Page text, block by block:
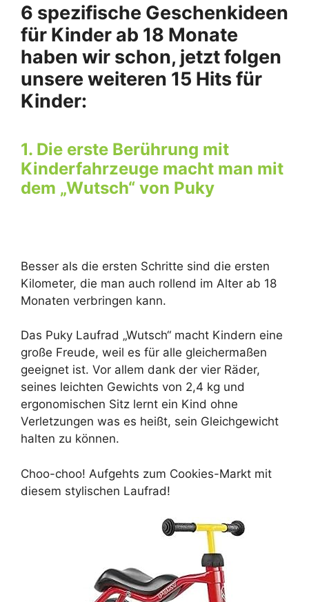
6 spezifische Geschenkideen
für Kinder ab 18 Monate
haben wir schon, jetzt folgen
unsere weiteren 15 Hits für
Kinder:
1. Die erste Berührung mit
Kinderfahrzeuge macht man mit
dem „Wutsch“ von Puky
Besser als die ersten Schritte sind die ersten
Kilometer, die man auch rollend im Alter ab 18
Monaten verbringen kann.
Das Puky Laufrad „Wutsch“ macht Kindern eine
große Freude, weil es für alle gleichermaßen
geeignet ist. Vor allem dank der vier Räder,
seines leichten Gewichts von 2,4 kg und
ergonomischen Sitz lernt ein Kind ohne
Verletzungen was es heißt, sein Gleichgewicht
halten zu können.
Choo-choo! Aufgehts zum Cookies-Markt mit
diesem stylischen Laufrad!